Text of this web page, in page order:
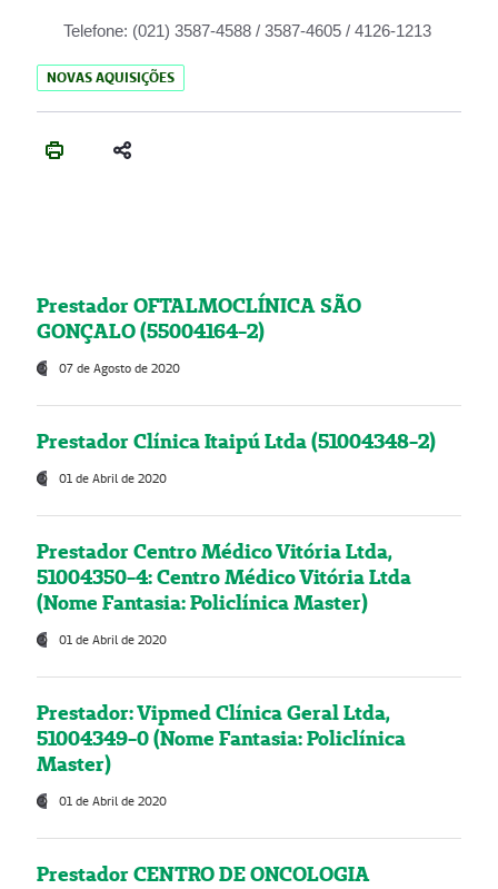
Telefone: (021) 3587-4588 / 3587-4605 / 4126-1213
NOVAS AQUISIÇÕES
Prestador OFTALMOCLÍNICA SÃO
GONÇALO (55004164-2)
07 de Agosto de 2020
Prestador Clínica Itaipú Ltda (51004348-2)
01 de Abril de 2020
Prestador Centro Médico Vitória Ltda,
51004350-4: Centro Médico Vitória Ltda
(Nome Fantasia: Policlínica Master)
01 de Abril de 2020
Prestador: Vipmed Clínica Geral Ltda,
51004349-0 (Nome Fantasia: Policlínica
Master)
01 de Abril de 2020
Prestador CENTRO DE ONCOLOGIA